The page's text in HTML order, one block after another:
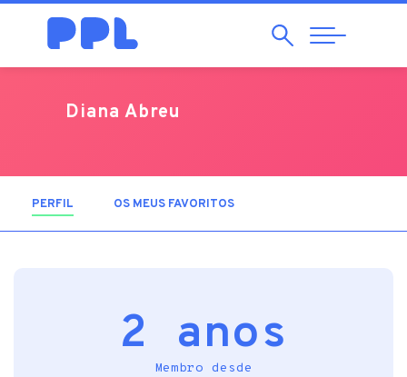
Pesquisar
Abrir
Navegação
Diana Abreu
PERFIL (SEPARADOR ATIVO)
OS MEUS FAVORITOS
2 anos
Membro desde